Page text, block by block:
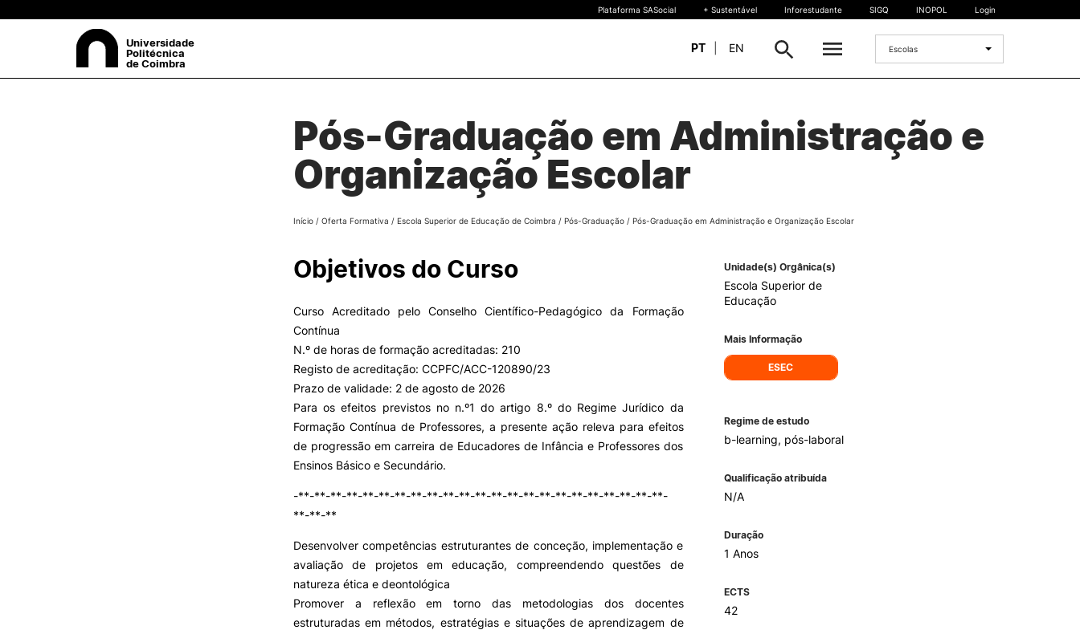
Comissão para a Igualdade de
Género e Não Discriminação
Legislação de Referência
Identidade Visual.
ESTUDAR
Oferta Formativa
Calendários | Propinas
Bolsas de Mérito
Legislação | Regulamentos
Reconhecimento de Graus e
FAQS
INTERNACIONAL
Estudante Internacional
Razões para escolher a
Oliveira do Hospital
Informações Úteis
II&D E EMPRESAS
Empresas
INOPOL Academia de
i2A - Instituto de Investigação
Coimbra iTEC
AÇÃO SOCIAL
Apresentação SAS UPCoimbra
Gabinete de Apoio ao Estudante
– GAE
Alimentação
Saúde & Bem-Estar
Projetos
ALUMNI
Plataforma SASocial + Sustentável Inforestudante SIGQ INOPOL Login
Universidade
Politécnica
de Coimbra
PT EN Escolas
Pesquisa
Oferta Formativa Geral
Pós-Graduação em Administração e
Organização Escolar
Início / Oferta Formativa / Escola Superior de Educação de Coimbra / Pós-Graduação / Pós-Graduação em Administração e Organização Escolar
Objetivos do Curso
Curso Acreditado pelo Conselho Científico-Pedagógico da Formação
Contínua
N.º de horas de formação acreditadas: 210
Registo de acreditação: CCPFC/ACC-120890/23
Prazo de validade: 2 de agosto de 2026
Para os efeitos previstos no n.º1 do artigo 8.º do Regime Jurídico da
Formação Contínua de Professores, a presente ação releva para efeitos
de progressão em carreira de Educadores de Infância e Professores dos
Ensinos Básico e Secundário.
-**-**-**-**-**-**-**-**-**-**-**-**-**-**-**-**-**-**-**-**-**-**-**-
**-**-**
Desenvolver competências estruturantes de conceção, implementação e
avaliação de projetos em educação, compreendendo questões de
natureza ética e deontológica
Promover a reflexão em torno das metodologias dos docentes
estruturadas em métodos, estratégias e situações de aprendizagem de
Unidade(s) Orgânica(s)
Escola Superior de
Educação
Mais Informação
ESEC
Regime de estudo
b-learning, pós-laboral
Qualificação atribuída
N/A
Duração
1 Anos
ECTS
42